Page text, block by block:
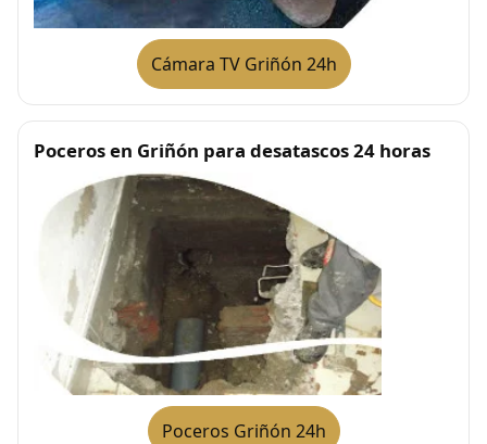
Cámara TV Griñón 24h
Poceros en Griñón para desatascos 24 horas
Poceros Griñón 24h